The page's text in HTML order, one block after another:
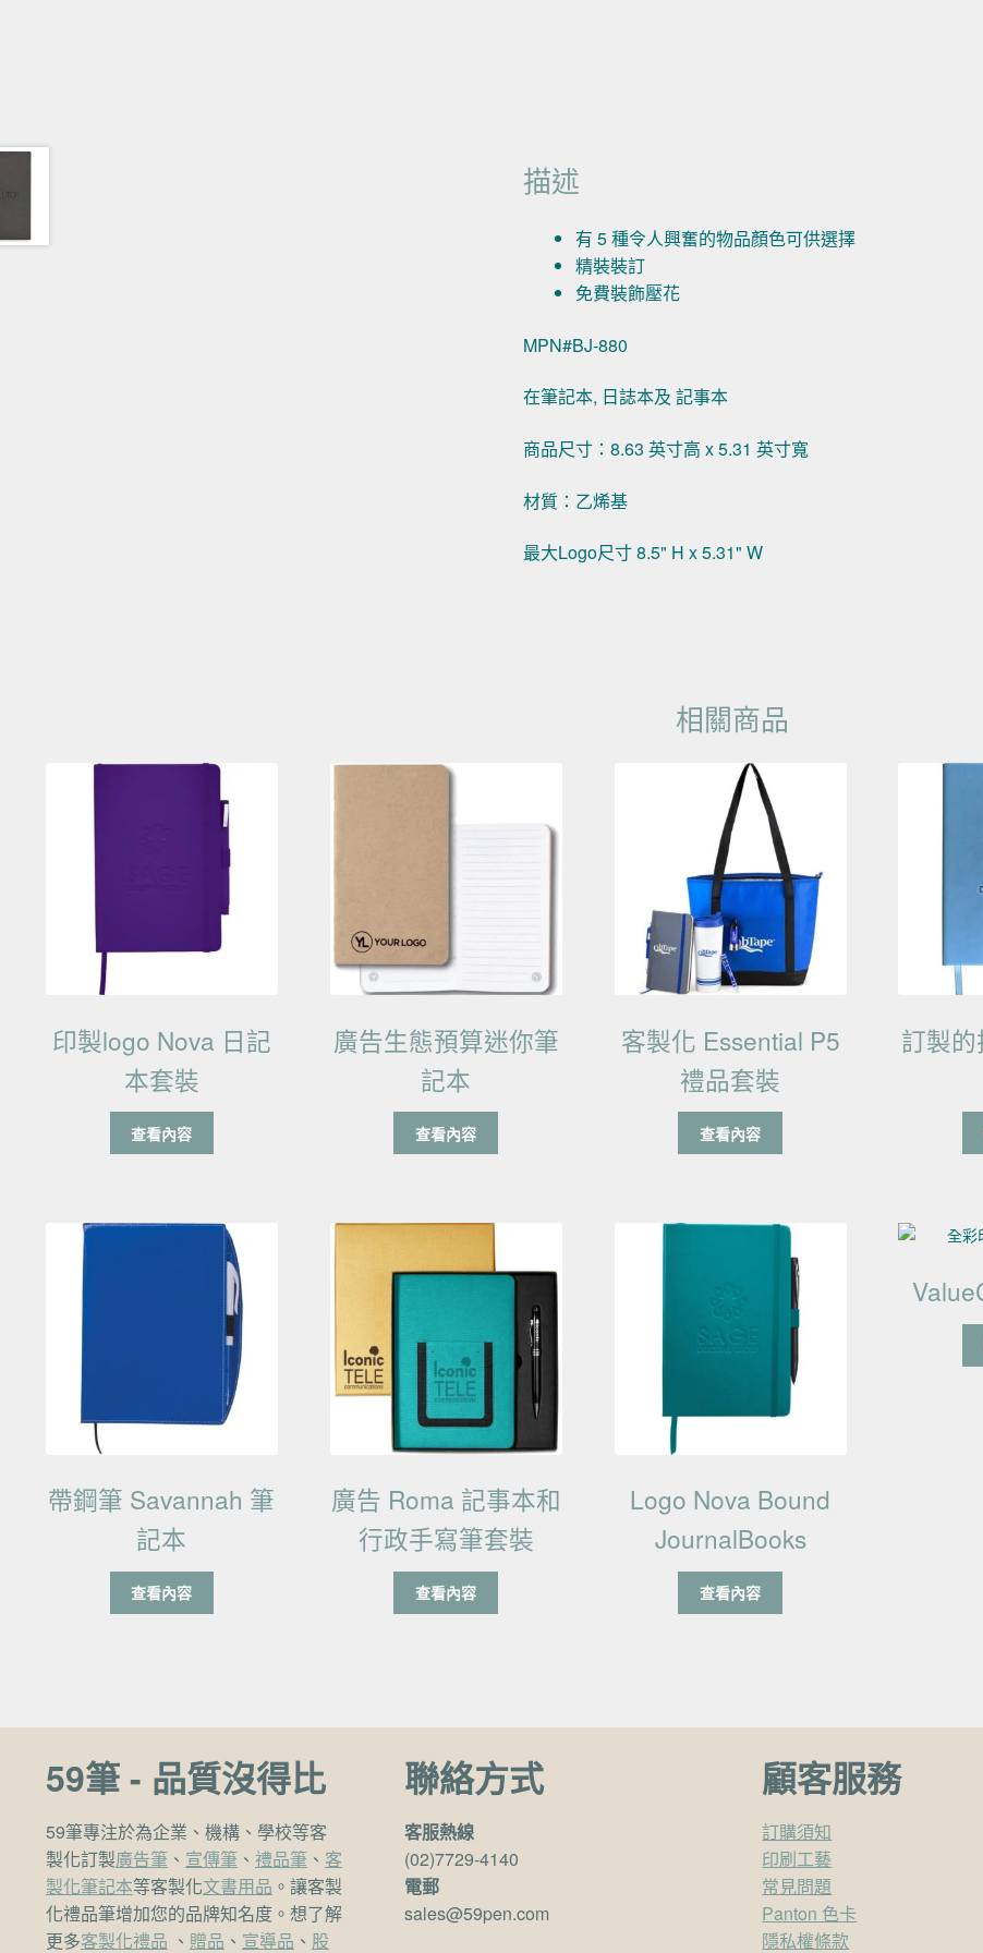
描述
有 5 種令人興奮的物品顏色可供選擇
精裝裝訂
免費裝飾壓花
MPN#BJ-880
在筆記本, 日誌本及 記事本
商品尺寸：8.63 英寸高 x 5.31 英寸寬
材質：乙烯基
最大Logo尺寸 8.5" H x 5.31" W
相關商品
印製logo Nova 日記
本套裝
查看內容
廣告生態預算迷你筆
記本
查看內容
客製化 Essential P5
禮品套裝
查看內容
訂製
帶鋼筆 Savannah 筆
記本
查看內容
廣告 Roma 記事本和
行政手寫筆套裝
查看內容
Logo Nova Bound
JournalBooks
查看內容
59筆 - 品質沒得比
59筆專注於為企業、機構、學校等客
製化訂製廣告筆、 宣傳筆、 禮品筆、 客
製化筆記本等客製化文書用品 。讓客製
化禮品筆增加您的品牌知名度。想了解
更多客製化禮品 、 贈品 、 宣導品 、 股
聯絡方式
客服熱線
(02)7729-4140
電郵
sales@59pen.com
顧客服務
訂購須知
印刷工藝
常見問題
Panton 色卡
隱私權條款